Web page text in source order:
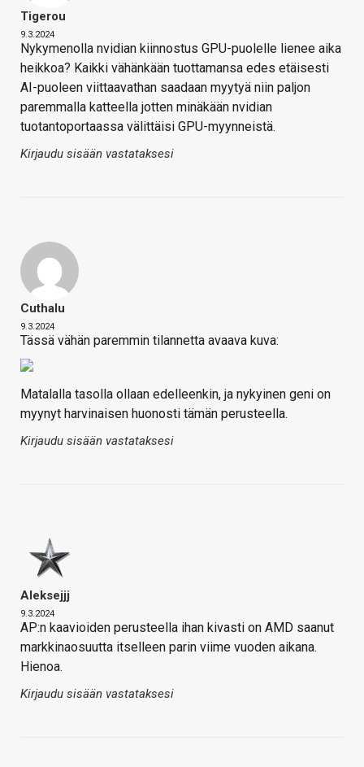
Tigerou
9.3.2024
Nykymenolla nvidian kiinnostus GPU-puolelle lienee aika
heikkoa? Kaikki vähänkään tuottamansa edes etäisesti
AI-puoleen viittaavathan saadaan myytyä niin paljon
paremmalla katteella jotten minäkään nvidian
tuotantoportaassa välittäisi GPU-myynneistä.
Kirjaudu sisään vastataksesi
Cuthalu
9.3.2024
Tässä vähän paremmin tilannetta avaava kuva:
Matalalla tasolla ollaan edelleenkin, ja nykyinen geni on
myynyt harvinaisen huonosti tämän perusteella.
Kirjaudu sisään vastataksesi
Aleksejjj
9.3.2024
AP:n kaavioiden perusteella ihan kivasti on AMD saanut
markkinaosuutta itselleen parin viime vuoden aikana.
Hienoa.
Kirjaudu sisään vastataksesi